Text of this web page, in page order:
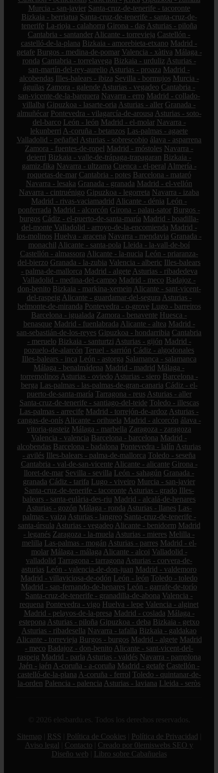
Murcia - san-javier Santa-cruz-de-tenerife - tacoronte
Bizkaia - berriatua Santa-cruz-de-tenerife - santa-cruz-de-
tenerife La-rioja - calahorra Girona - das Asturias - piloña
Cantabria - santander Alicante - torrevieja Castellón -
castelló-de-la-plana Bizkaia - amorebieta-etxano Madrid -
getafe Burgos - medina-de-pomar Valencia - xàtiva Málaga -
ronda Cantabria - torrelavega Bizkaia - urduliz Asturias -
san-martín-del-rey-aurelio Asturias - proaza Madrid -
alcobendas Illes-balears - ibiza Sevilla - bormujos Murcia -
águilas Zamora - galende Asturias - vegadeo Cantabria -
san-vicente-de-la-barquera Navarra - erro Madrid - collado-
villalba Gipuzkoa - lasarte-oria Asturias - aller Granada -
almuñécar Pontevedra - vilagarcía-de-arousa Asturias - soto-
del-barco León - león Madrid - el-molar Navarra -
lekunberri A-coruña - betanzos Las-palmas - agaete
Valladolid - peñafiel Asturias - sobrescobio álava - asparrena
Zamora - fuentes-de-ropel Madrid - móstoles Navarra -
deierri Bizkaia - valle-de-trápaga-trapagaran Bizkaia -
gamiz-fika Navarra - ultzama Cuenca - el-peral Almería -
roquetas-de-mar Cantabria - potes Barcelona - mataró
Navarra - lesaka Granada - granada Madrid - el-vellón
Navarra - cintruénigo Gipuzkoa - legorreta Navarra - izaba
Madrid - rivas-vaciamadrid Alicante - dénia León -
ponferrada Madrid - alcorcón Girona - palau-sator Burgos -
burgos Cádiz - el-puerto-de-santa-maría Madrid - boadilla-
del-monte Valladolid - arroyo-de-la-encomienda Madrid -
los-molinos Huelva - aracena Navarra - mendavia Granada -
monachil Alicante - santa-pola Lleida - la-vall-de-boí
Castellón - almassora Alicante - la-nucia León - priaranza-
del-bierzo Granada - la-zubia Valencia - alberic Illes-balears
- palma-de-mallorca Madrid - algete Asturias - ribadedeva
Valladolid - medina-del-campo Madrid - meco Badajoz -
don-benito Bizkaia - markina-xemein Alicante - sant-vicent-
del-raspeig Alicante - guardamar-del-segura Asturias -
belmonte-de-miranda Pontevedra - o-grove Lugo - barreiros
Barcelona - igualada Zamora - benavente Huesca -
benasque Madrid - fuenlabrada Alicante - altea Madrid -
san-sebastián-de-los-reyes Gipuzkoa - hondarribia Cantabria
- meruelo Bizkaia - santurtzi Asturias - gijón Madrid -
pozuelo-de-alarcón Teruel - sarrión Cádiz - algodonales
Illes-balears - inca León - astorga Salamanca - salamanca
Málaga - benalmádena Madrid - madrid Málaga -
torremolinos Asturias - oviedo Asturias - siero Barcelona -
berga Las-palmas - las-palmas-de-gran-canaria Cádiz - el-
puerto-de-santa-maría Tarragona - reus Asturias - aller
Santa-cruz-de-tenerife - santiago-del-teide Toledo - illescas
Las-palmas - arrecife Madrid - torrejón-de-ardoz Asturias -
cangas-de-onís Alicante - orihuela Madrid - alcorcón álava -
vitoria-gasteiz Málaga - marbella Zaragoza - zaragoza
Valencia - valencia Barcelona - barcelona Madrid -
alcobendas Barcelona - badalona Pontevedra - lalín Asturias
- avilés Illes-balears - palma-de-mallorca Toledo - seseña
Cantabria - val-de-san-vicente Alicante - alicante Girona -
lloret-de-mar Sevilla - sevilla León - sahagún Granada -
granada Cádiz - tarifa Lugo - viveiro Murcia - san-javier
Santa-cruz-de-tenerife - tacoronte Asturias - grado Illes-
balears - santa-eulària-des-riu Madrid - alcalá-de-henares
Asturias - gozón Málaga - ronda Asturias - llanes Las-
palmas - yaiza Asturias - langreo Santa-cruz-de-tenerife -
santa-úrsula Asturias - vegadeo Alicante - benidorm Madrid
- leganés Zaragoza - la-muela Asturias - mieres Melilla -
melilla Las-palmas - mogán Asturias - parres Madrid - el-
molar Málaga - málaga Alicante - alcoi Valladolid -
valladolid Tarragona - tarragona Asturias - corvera-de-
asturias León - valencia-de-don-juan Madrid - valdemoro
Madrid - villaviciosa-de-odón León - león Toledo - toledo
Madrid - san-fernando-de-henares León - garrafe-de-torío
Santa-cruz-de-tenerife - granadilla-de-abona Valencia -
requena Pontevedra - vigo Huelva - lepe Valencia - alginet
Madrid - pelayos-de-la-presa Madrid - coslada Málaga -
estepona Asturias - piloña Gipuzkoa - deba Bizkaia - getxo
Asturias - ribadesella Navarra - tafalla Bizkaia - galdakao
Alicante - torrevieja Burgos - burgos Madrid - algete Madrid
- meco Badajoz - don-benito Alicante - sant-vicent-del-
raspeig Madrid - parla Asturias - valdés Navarra - pamplona
Jaén - jaén A-coruña - a-coruña Madrid - getafe Castellón -
castelló-de-la-plana A-coruña - ferrol Toledo - quintanar-de-
la-orden Palencia - palencia Asturias - laviana Lleida - seròs
© 2026 elesbardu.es. Todos los derechos reservados.
Sitemap
RSS Política de Cookies Política de Privacidad
Aviso legal
Contacto
Creado por 0lemiswebs SEO y
Diseño web
Libro sobre Cabañuelas